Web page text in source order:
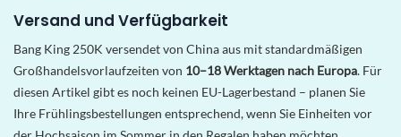
Versand und Verfügbarkeit
Bang King 250K versendet von China aus mit standardmäßigen
Großhandelsvorlaufzeiten von 10–18 Werktagen nach Europa. Für
diesen Artikel gibt es noch keinen EU-Lagerbestand – planen Sie
Ihre Frühlingsbestellungen entsprechend, wenn Sie Einheiten vor